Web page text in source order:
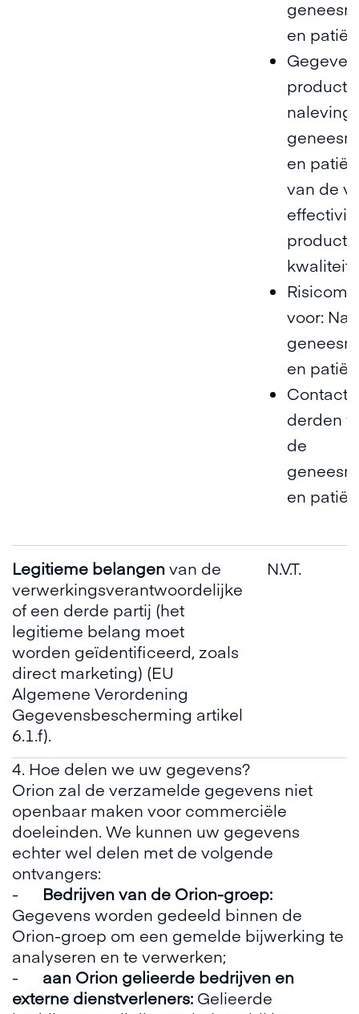
en
naleving
en
van de
voor:
en
derden
de
en
Legitieme belangenvan de
verwerkingsverantwoordelijke
of een derde partij (het
legitieme belang moet
worden geïdentificeerd, zoals
direct marketing) (EU
Algemene Verordening
Gegevensbescherming artikel
6.1.f).
N.V.T.
4. Hoe delen we uw gegevens?
Orion zal de verzamelde gegevens niet
openbaar maken voor commerciële
doeleinden. We kunnen uw gegevens
echter wel delen met de volgende
ontvangers:
- Bedrijven van de Orion-groep:
Gegevens worden gedeeld binnen de
Orion-groep om een gemelde bijwerking te
analyseren en te verwerken;
- aan Orion gelieerde bedrijven en
externe dienstverleners: Gelieerde